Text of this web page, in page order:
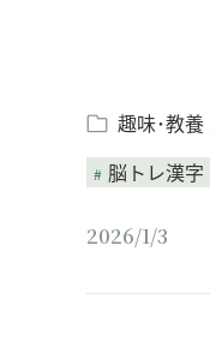
趣味･教養
脳トレ漢字
2026/1/3